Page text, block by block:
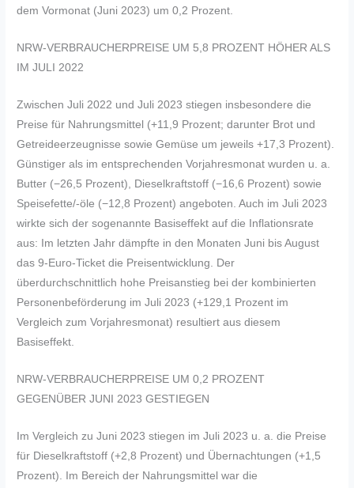
dem Vormonat (Juni 2023) um 0,2 Prozent.
NRW-VERBRAUCHERPREISE UM 5,8 PROZENT HÖHER ALS
IM JULI 2022
Zwischen Juli 2022 und Juli 2023 stiegen insbesondere die
Preise für Nahrungsmittel (+11,9 Prozent; darunter Brot und
Getreideerzeugnisse sowie Gemüse um jeweils +17,3 Prozent).
Günstiger als im entsprechenden Vorjahresmonat wurden u. a.
Butter (−26,5 Prozent), Dieselkraftstoff (−16,6 Prozent) sowie
Speisefette/-öle (−12,8 Prozent) angeboten. Auch im Juli 2023
wirkte sich der sogenannte Basiseffekt auf die Inflationsrate
aus: Im letzten Jahr dämpfte in den Monaten Juni bis August
das 9-Euro-Ticket die Preisentwicklung. Der
überdurchschnittlich hohe Preisanstieg bei der kombinierten
Personenbeförderung im Juli 2023 (+129,1 Prozent im
Vergleich zum Vorjahresmonat) resultiert aus diesem
Basiseffekt.
NRW-VERBRAUCHERPREISE UM 0,2 PROZENT
GEGENÜBER JUNI 2023 GESTIEGEN
Im Vergleich zu Juni 2023 stiegen im Juli 2023 u. a. die Preise
für Dieselkraftstoff (+2,8 Prozent) und Übernachtungen (+1,5
Prozent). Im Bereich der Nahrungsmittel war die